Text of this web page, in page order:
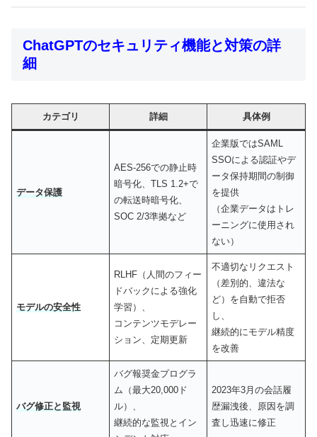
ChatGPTのセキュリティ機能と対策の詳
細
カテゴリ 詳細 具体例
データ保護
AES-256での静止時
暗号化、TLS 1.2+で
の転送時暗号化、
SOC 2/3準拠など
企業版ではSAML
SSOによる認証やデ
ータ保持期間の制御
を提供
（企業データはトレ
ーニングに使用され
ない）
モデルの安全性
RLHF（人間のフィー
ドバックによる強化
学習）、
コンテンツモデレー
ション、定期更新
不適切なリクエスト
（差別的、違法な
ど）を自動で拒否
し、
継続的にモデル精度
を改善
バグ修正と監視
バグ報奨金プログラ
ム（最大20,000ド
ル）、
継続的な監視とイン
2023年3月の会話履
歴漏洩後、原因を調
査し迅速に修正